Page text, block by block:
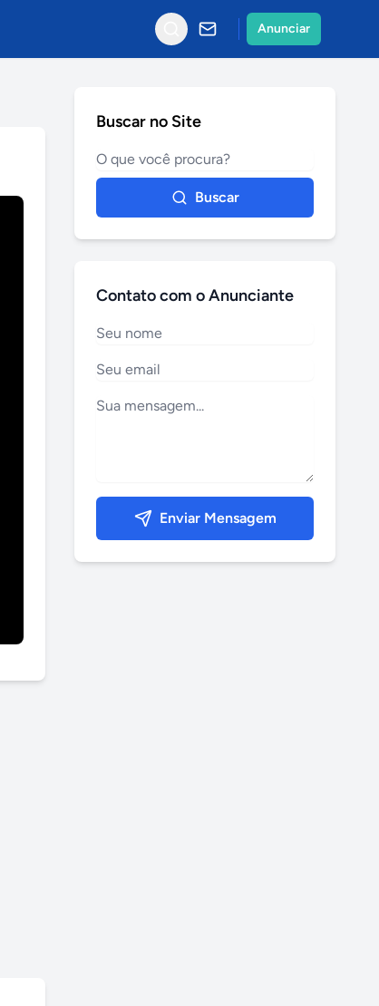
Anunciar
Buscar no Site
Buscar
Contato com o Anunciante
Enviar Mensagem